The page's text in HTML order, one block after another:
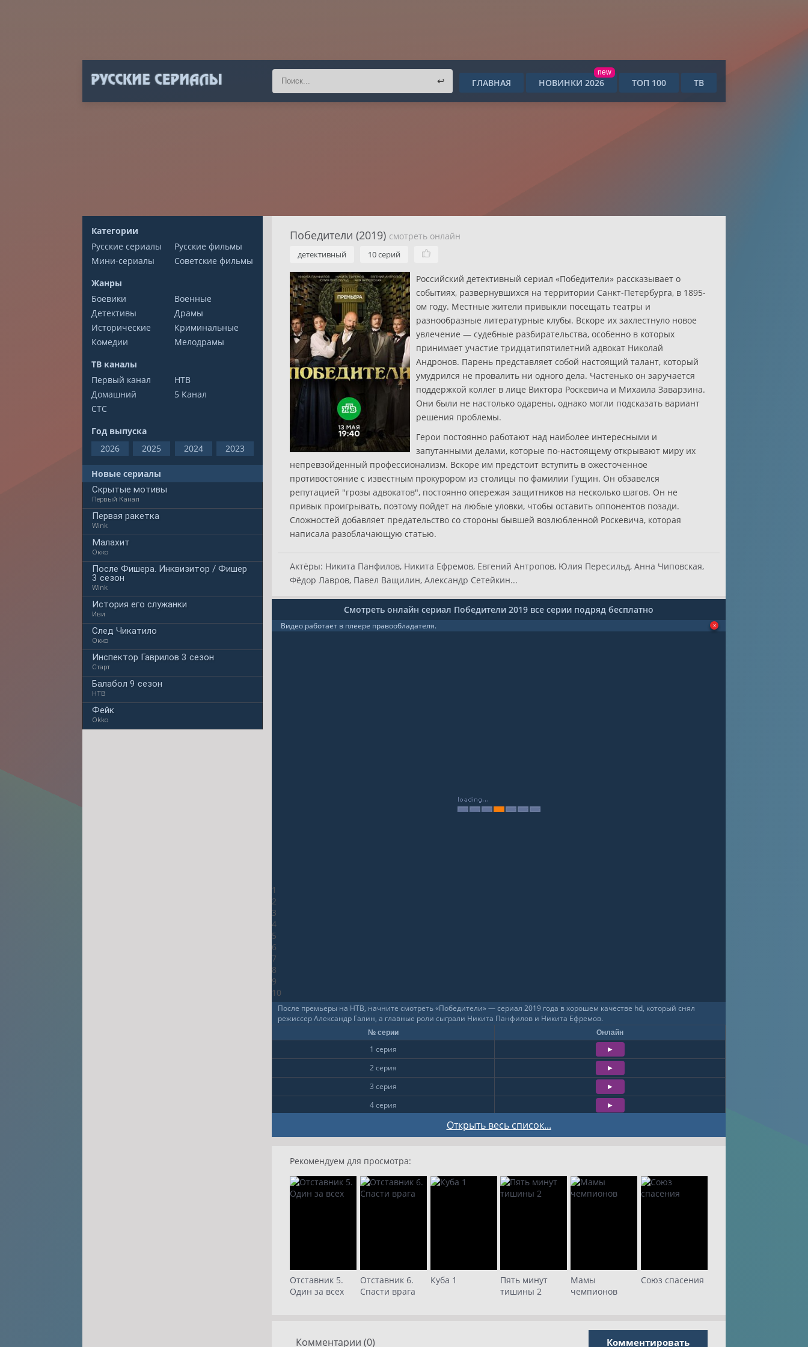
↩ ГЛАВНАЯ НОВИНКИ 2026
new
ТОП 100 ТВ
Победители (2019) смотреть онлайн
детективный 10 серий
Российский детективный сериал «Победители» рассказывает о
событиях, развернувшихся на территории Санкт-Петербурга, в 1895-
ом году. Местные жители привыкли посещать театры и
разнообразные литературные клубы. Вскоре их захлестнуло новое
увлечение — судебные разбирательства, особенно в которых
принимает участие тридцатипятилетний адвокат Николай
Андронов. Парень представляет собой настоящий талант, который
умудрился не провалить ни одного дела. Частенько он заручается
поддержкой коллег в лице Виктора Роскевича и Михаила Заварзина.
Они были не настолько одарены, однако могли подсказать вариант
решения проблемы.
Герои постоянно работают над наиболее интересными и
запутанными делами, которые по-настоящему открывают миру их
непревзойденный профессионализм. Вскоре им предстоит вступить в ожесточенное
противостояние с известным прокурором из столицы по фамилии Гущин. Он обзавелся
репутацией "грозы адвокатов", постоянно опережая защитников на несколько шагов. Он не
привык проигрывать, поэтому пойдет на любые уловки, чтобы оставить оппонентов позади.
Сложностей добавляет предательство со стороны бывшей возлюбленной Роскевича, которая
написала разоблачающую статью.
Актёры: Никита Панфилов, Никита Ефремов, Евгений Антропов, Юлия Пересильд, Анна Чиповская,
Фёдор Лавров, Павел Ващилин, Александр Сетейкин...
Смотреть онлайн сериал Победители 2019 все серии подряд бесплатно
Видео работает в плеере правообладателя.
1
2
3
4
5
6
7
8
9
10
После премьеры на НТВ, начните смотреть «Победители» — сериал 2019 года в хорошем качестве hd, который снял
режиссер Александр Галин, а главные роли сыграли Никита Панфилов и Никита Ефремов.
Открыть весь список...
№ серии Онлайн
1 серия
2 серия
3 серия
4 серия
7 серия
8 серия
9
Рекомендуем для просмотра:
Отставник 5.
Один за всех
Отставник 6.
Спасти врага
Куба 1
Пять минут
тишины 2
Мамы
чемпионов
Союз спасения
Комментарии (0) Комментировать
Категории
Русские сериалы
Русские фильмы
Мини-сериалы
Советские фильмы
Жанры
Боевики
Военные
Детективы
Драмы
Исторические
Криминальные
Комедии
Мелодрамы
ТВ каналы
Первый канал
НТВ
Домашний
5 Канал
СТС
Год выпуска
2026
2025 2024 2023
Новые сериалы
Скрытые мотивы
Первый Канал
Первая ракетка
Wink
Малахит
Окко
После Фишера. Инквизитор / Фишер
3 сезон
Wink
История его служанки
Иви
След Чикатило
Окко
Инспектор Гаврилов 3 сезон
Старт
Балабол 9 сезон
НТВ
Фейк
Okko